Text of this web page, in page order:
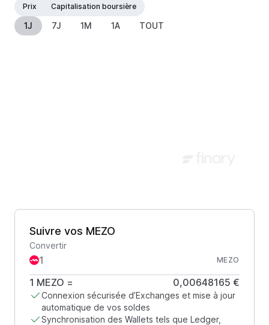
Prix
Capitalisation boursière
1J 7J 1M 1A TOUT
Suivre vos MEZO
Convertir
MEZO
1 MEZO = 0,00648165 €
Connexion sécurisée d’Exchanges et mise à jour
automatique de vos soldes
Synchronisation des Wallets tels que Ledger,